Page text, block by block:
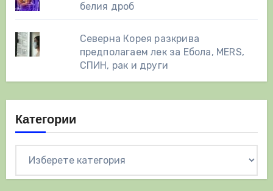
белия дроб
Северна Корея разкрива
предполагаем лек за Ебола, MERS,
СПИН, рак и други
Категории